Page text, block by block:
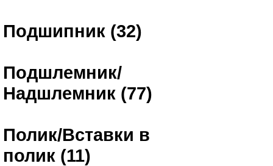
Подшипник (32)
Подшлемник/
Надшлемник (77)
Полик/Вставки в
полик (11)